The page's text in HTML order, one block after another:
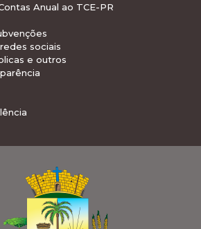
Anual ao TCE-PR
sociais
e outros